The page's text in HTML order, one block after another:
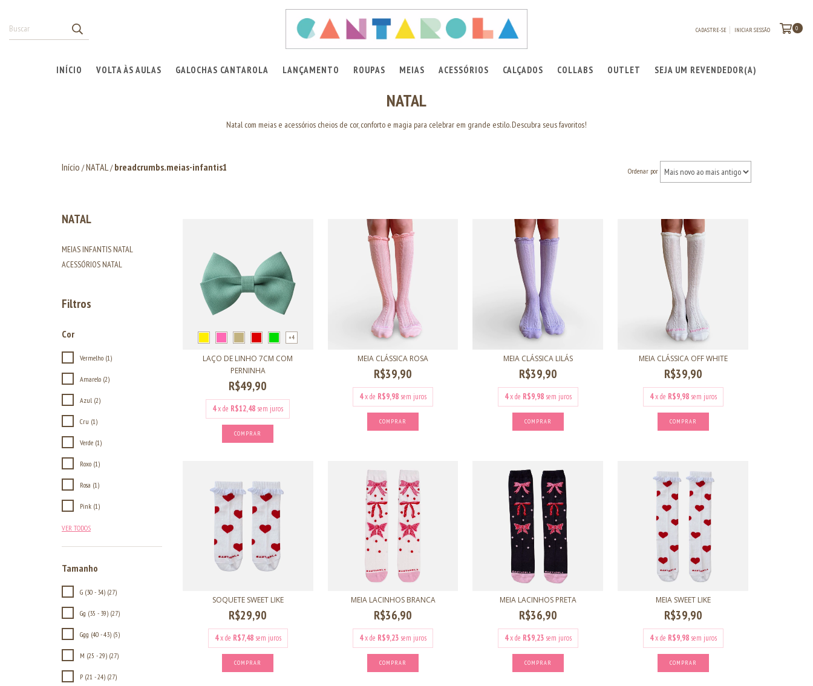
CADASTRE-SE INICIAR SESSÃO 0
INÍCIO VOLTA ÀS AULAS GALOCHAS CANTAROLA LANÇAMENTO ROUPAS MEIAS ACESSÓRIOS CALÇADOS COLLABS OUTLET SEJA UM REVENDEDOR(A)
NATAL
Natal com meias e acessórios cheios de cor, conforto e magia para celebrar em grande estilo. Descubra seus favoritos!
Início /NATAL / breadcrumbs.meias-infantis1 Ordenar por
NATAL
MEIAS INFANTIS NATAL
ACESSÓRIOS NATAL
Filtros
Cor
Vermelho (1)
Amarelo (2)
Azul (2)
Cru (1)
Verde (1)
Roxo (1)
Rosa (1)
Pink (1)
VER TODOS
Tamanho
G (30 - 34) (27)
Gg (35 - 39) (27)
Ggg (40 - 43) (5)
M (25 - 29) (27)
P (21 - 24) (27)
+4
LAÇO DE LINHO 7CM COM
PERNINHA
R$49,90
4x de R$12,48 sem juros
COMPRAR
MEIA CLÁSSICA ROSA
R$39,90
4x de R$9,98 sem juros
COMPRAR
MEIA CLÁSSICA LILÁS
R$39,90
4x de R$9,98 sem juros
COMPRAR
MEIA CLÁSSICA OFF WHITE
R$39,90
4 x de R$9,98 sem juros
COMPRAR
SOQUETE SWEET LIKE
R$29,90
4x de R$7,48 sem juros
COMPRAR
MEIA LACINHOS BRANCA
R$36,90
4x de R$9,23 sem juros
COMPRAR
MEIA LACINHOS PRETA
R$36,90
4x de R$9,23 sem juros
COMPRAR
MEIA SWEET LIKE
R$39,90
4 x de R$9,98 sem juros
COMPRAR